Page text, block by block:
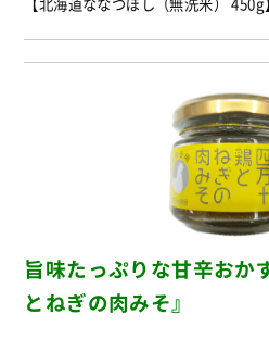
【北海道ななつぼし（無洗米） 450g
旨味たっぷりな甘辛おか
とねぎの肉みそ』